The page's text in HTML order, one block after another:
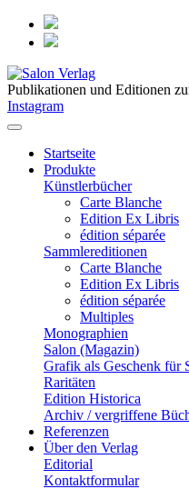
Publikationen und Editionen
Instagram
Startseite
Produkte
Künstlerbücher
Carte Blanche
Edition Ex Libris
édition séparée
Sammlereditionen
Carte Blanche
Edition Ex Libris
édition séparée
Multiples
Monographien
Salon (Magazin)
Grafik als Geschenk für
Raritäten
Edition Historica
Archiv / vergriffene
Referenzen
Über den Verlag
Editorial
Kontaktformular